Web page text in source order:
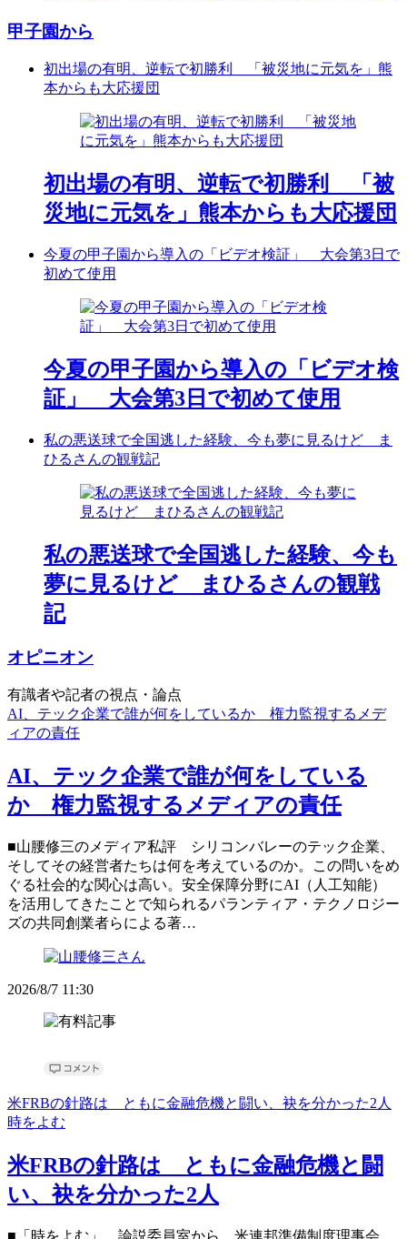
甲子園から
初出場の有明、逆転で初勝利 「被災地に元気を」熊
本からも大応援団
初出場の有明、逆転で初勝利 「被
災地に元気を」熊本からも大応援団
今夏の甲子園から導入の「ビデオ検証」 大会第3日で
初めて使用
今夏の甲子園から導入の「ビデオ検
証」 大会第3日で初めて使用
私の悪送球で全国逃した経験、今も夢に見るけど ま
ひるさんの観戦記
私の悪送球で全国逃した経験、今も
夢に見るけど まひるさんの観戦
記
オピニオン
有識者や記者の視点・論点
AI、テック企業で誰が何をしているか 権力監視するメデ
ィアの責任
AI、テック企業で誰が何をしている
か 権力監視するメディアの責任
■山腰修三のメディア私評 シリコンバレーのテック企業、
そしてその経営者たちは何を考えているのか。この問いをめ
ぐる社会的な関心は高い。安全保障分野にAI（人工知能）
を活用してきたことで知られるパランティア・テクノロジー
ズの共同創業者らによる著…
2026/8/7 11:30
米FRBの針路は ともに金融危機と闘い、袂を分かった2人
時をよむ
米FRBの針路は ともに金融危機と闘
い、袂を分かった2人
■「時をよむ」 論説委員室から 米連邦準備制度理事会